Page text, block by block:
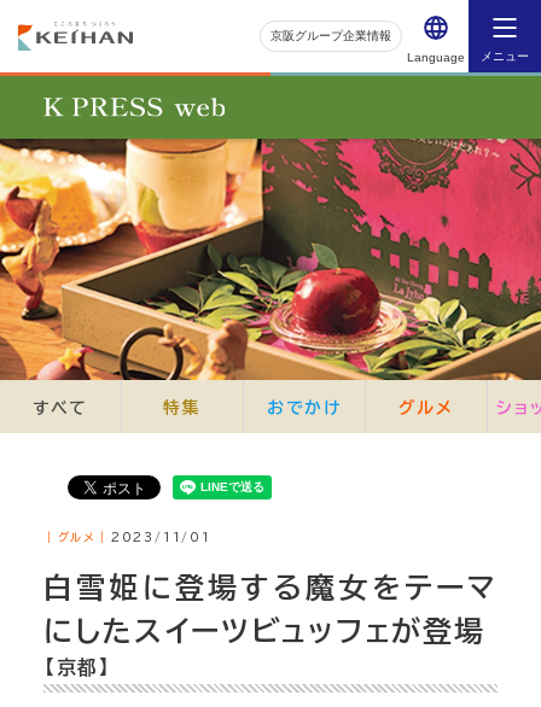
Language メニュー
京阪グループ企業情報
すべて 特集 おでかけ グルメ ショ
｜グルメ｜ 2023/11/01
白雪姫に登場する魔女をテーマ
にしたスイーツビュッフェが登場
【京都】